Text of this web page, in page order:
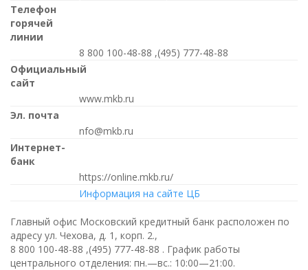
Телефон
горячей
линии
8 800 100-48-88 ,(495) 777-48-88
Официальный
сайт
www.mkb.ru
Эл. почта
nfo@mkb.ru
Интернет-
банк
https://online.mkb.ru/
Информация на сайте ЦБ
Главный офис Московский кредитный банк расположен по
адресу ул. Чехова, д. 1, корп. 2.,
8 800 100-48-88 ,(495) 777-48-88 . График работы
центрального отделения: пн.—вс.: 10:00—21:00.